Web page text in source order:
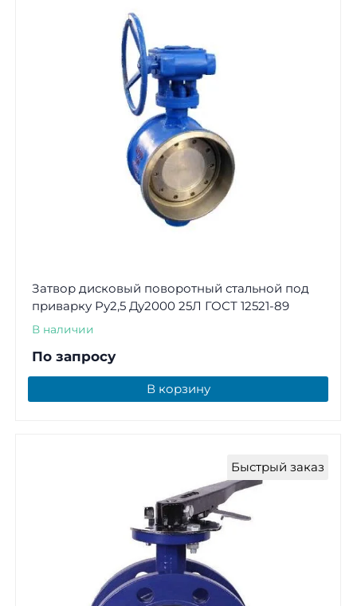
Затвор дисковый поворотный стальной под
приварку Ру2,5 Ду2000 25Л ГОСТ 12521-89
В наличии
По запросу
В корзину
Быстрый заказ